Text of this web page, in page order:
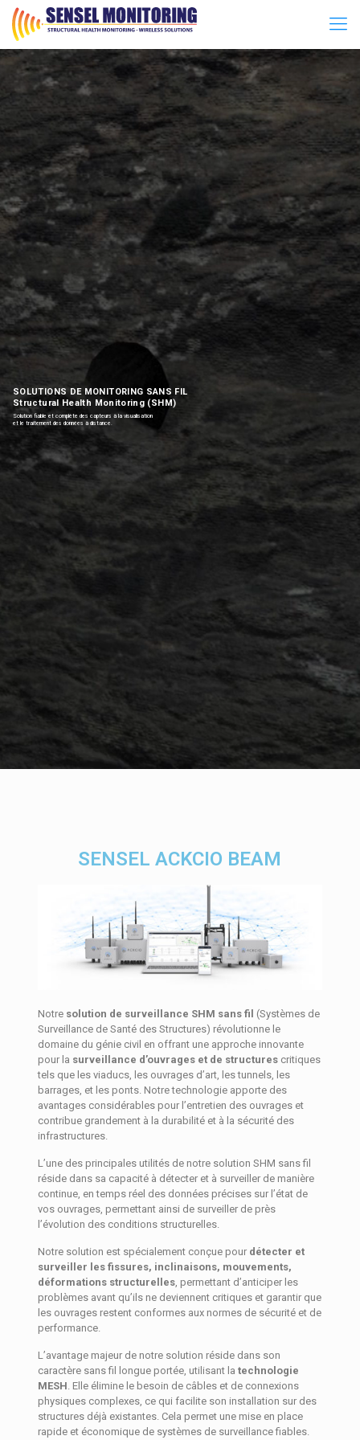
SOLUTIONS DE MONITORING SANS FIL
Structural Health Monitoring (SHM)
Solution fiable et complète des capteurs à la visualisation
et le traitement des données à distance.
SENSEL ACKCIO BEAM
Notre solution de surveillance SHM sans fil (Systèmes de
Surveillance de Santé des Structures) révolutionne le
domaine du génie civil en offrant une approche innovante
pour la surveillance d’ouvrages et de structurescritiques
tels que les viaducs, les ouvrages d’art, les tunnels, les
barrages, et les ponts. Notre technologie apporte des
avantages considérables pour l’entretien des ouvrages et
contribue grandement à la durabilité et à la sécurité des
infrastructures.
L’une des principales utilités de notre solution SHM sans fil
réside dans sa capacité à détecter et à surveiller de manière
continue, en temps réel des données précises sur l’état de
vos ouvrages, permettant ainsi de surveiller de près
l’évolution des conditions structurelles.
Notre solution est spécialement conçue pour détecter et
surveiller les fissures, inclinaisons, mouvements,
déformations structurelles, permettant d’anticiper les
problèmes avant qu’ils ne deviennent critiques et garantir que
les ouvrages restent conformes aux normes de sécurité et de
performance.
L’avantage majeur de notre solution réside dans son
caractère sans fil longue portée, utilisant la technologie
MESH . Elle élimine le besoin de câbles et de connexions
physiques complexes, ce qui facilite son installation sur des
structures déjà existantes. Cela permet une mise en place
rapide et économique de systèmes de surveillance fiables.